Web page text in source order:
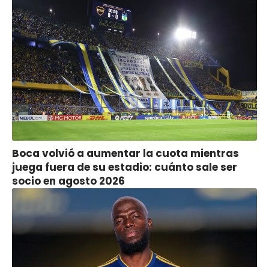
Boca volvió a aumentar la cuota mientras
juega fuera de su estadio: cuánto sale ser
socio en agosto 2026